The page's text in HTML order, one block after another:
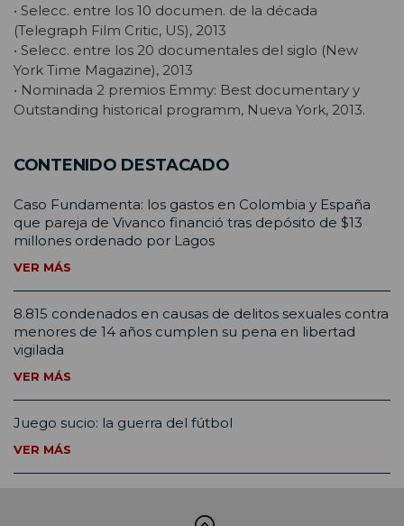
• Selecc. entre los 10 documen. de la década
(Telegraph Film Critic, US), 2013
• Selecc. entre los 20 documentales del siglo (New
York Time Magazine), 2013
• Nominada 2 premios Emmy: Best documentary y
Outstanding historical programm, Nueva York, 2013.
CONTENIDO DESTACADO
Caso Fundamenta: los gastos en Colombia y España
que pareja de Vivanco financió tras depósito de $13
millones ordenado por Lagos
VER MÁS
8.815 condenados en causas de delitos sexuales contra
menores de 14 años cumplen su pena en libertad
vigilada
VER MÁS
Juego sucio: la guerra del fútbol
VER MÁS